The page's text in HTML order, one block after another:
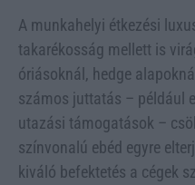
A munkahelyi étkezési
takarékosság mellett is
óriásoknál, hedge
számos juttatás – például
utazási támogatások –
színvonalú ebéd egyre
kiváló befektetés a cégek